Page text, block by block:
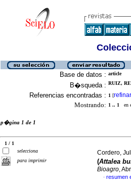
Base de datos : article
B�squeda : RUIZ,
Referencias encontradas : 1 [refinar
Mostrando: 1 .. 1 en
p�gina 1 de 1
1 / 1
selecciona
para imprimir
Cordero,
(Attalea
Bioagro,
· resumen